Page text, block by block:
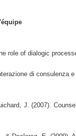
role of dialogic
di consulenza
J. (2007).